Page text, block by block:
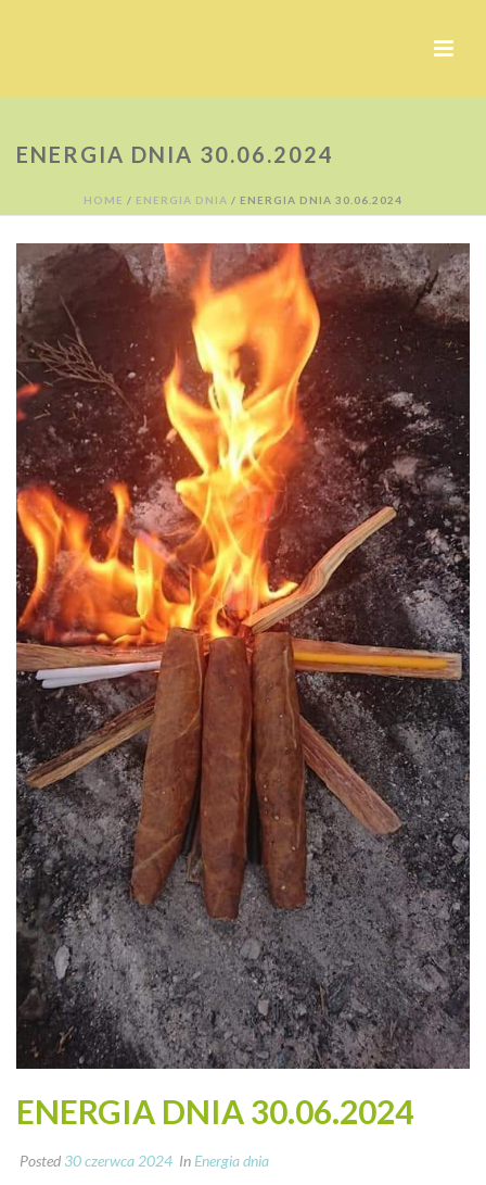
ENERGIA DNIA 30.06.2024
HOME / ENERGIA DNIA / ENERGIA DNIA 30.06.2024
ENERGIA DNIA 30.06.2024
Posted 30 czerwca 2024 In Energia dnia